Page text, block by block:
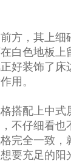
方，其上细
白色地板上
好装饰了床
用。
搭配上中式
不仔细看也
完全一致，
要充足的阳